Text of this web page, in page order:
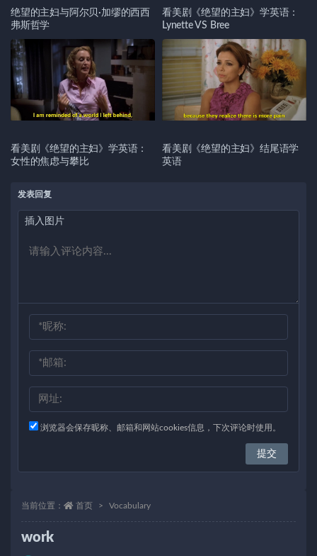
绝望的主妇与阿尔贝·加缪的西西
弗斯哲学
看美剧《绝望的主妇》学英语：
Lynette VS Bree
看美剧《绝望的主妇》学英语：
女性的焦虑与攀比
看美剧《绝望的主妇》结尾语学
英语
发表回复
插入图片
浏览器会保存昵称、邮箱和网站cookies信息，下次评论时使用。
当前位置： 首页 Vocabulary
work